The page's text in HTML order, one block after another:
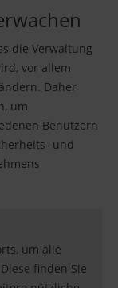
die Verwaltung
vor allem
Daher
um
Benutzern
und
um alle
finden Sie